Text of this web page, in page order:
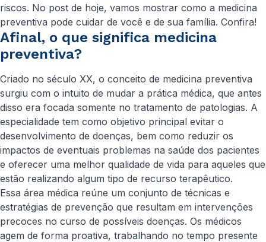
riscos. No post de hoje, vamos mostrar como a medicina
preventiva pode cuidar de você e de sua família. Confira!
Afinal, o que significa medicina
preventiva?
Criado no século XX, o conceito de medicina preventiva
surgiu com o intuito de mudar a prática médica, que antes
disso era focada somente no tratamento de patologias. A
especialidade tem como objetivo principal evitar o
desenvolvimento de doenças, bem como reduzir os
impactos de eventuais problemas na saúde dos pacientes
e oferecer uma melhor qualidade de vida para aqueles que
estão realizando algum tipo de recurso terapêutico.
Essa área médica reúne um conjunto de técnicas e
estratégias de prevenção que resultam em intervenções
precoces no curso de possíveis doenças. Os médicos
agem de forma proativa, trabalhando no tempo presente